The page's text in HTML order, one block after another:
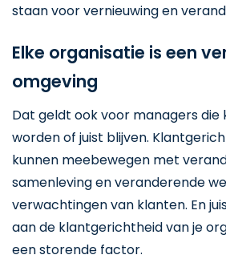
staan voor vernieuwing en
Elke organisatie is een
omgeving
Dat geldt ook voor managers
worden of juist blijven.
kunnen meebewegen met
samenleving en veranderende
verwachtingen van klanten. En
aan de klantgerichtheid van je
een storende factor.